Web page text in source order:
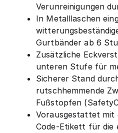
Verunreinigungen
In Metalllaschen
Gurtbänder ab 6
Zusätzliche
unteren Stufe für
Sicherer Stand
rutschhemmende
Fußstopfen
Vorausgestattet mit
Code-Etikett für die